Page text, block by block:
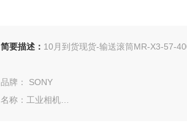
简要描述： 10月到货现货-输送滚筒MR-X3-57-
品牌： SONY
名称：工业相机